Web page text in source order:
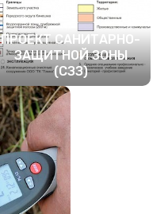
ПРОЕКТ САНИТАРНО-
ЗАЩИТНОЙ ЗОНЫ
(СЗЗ)
ПОДРОБНЕЕ